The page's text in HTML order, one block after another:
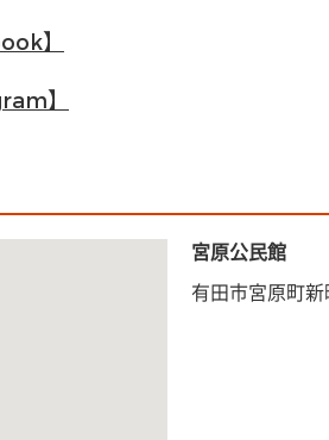
】
】
宮原公民館
有田市宮原町